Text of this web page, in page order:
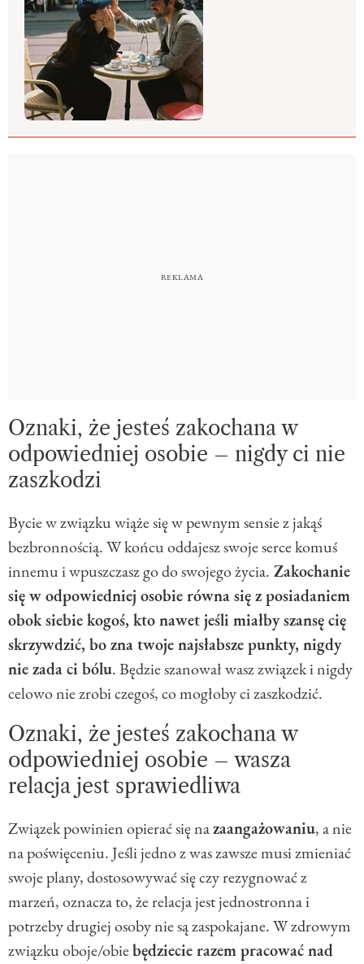
Oznaki, że jesteś zakochana w
odpowiedniej osobie – nigdy ci nie
zaszkodzi
Bycie w związku wiąże się w pewnym sensie z jakąś
bezbronnością. W końcu oddajesz swoje serce komuś
innemu i wpuszczasz go do swojego życia. Zakochanie
się w odpowiedniej osobie równa się z posiadaniem
obok siebie kogoś, kto nawet jeśli miałby szansę cię
skrzywdzić, bo zna twoje najsłabsze punkty, nigdy
nie zada ci bólu. Będzie szanował wasz związek i nigdy
celowo nie zrobi czegoś, co mogłoby ci zaszkodzić.
Oznaki, że jesteś zakochana w
odpowiedniej osobie – wasza
relacja jest sprawiedliwa
Związek powinien opierać się nazaangażowaniu, a nie
na poświęceniu. Jeśli jedno z was zawsze musi zmieniać
swoje plany, dostosowywać się czy rezygnować z
marzeń, oznacza to, że relacja jest jednostronna i
potrzeby drugiej osoby nie są zaspokajane. W zdrowym
związku oboje/obiebędziecie razem pracować nad